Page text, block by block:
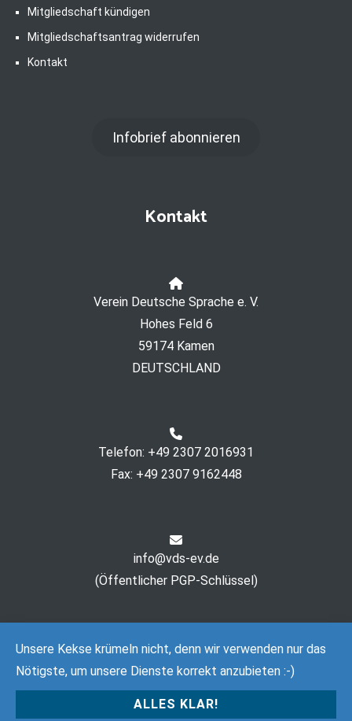
Mitgliedschaft kündigen
Mitgliedschaftsantrag widerrufen
Kontakt
Infobrief abonnieren
Kontakt
Verein Deutsche Sprache e. V.
Hohes Feld 6
59174 Kamen
DEUTSCHLAND
Telefon: +49 2307 2016931
Fax: +49 2307 9162448
info@vds-ev.de
(Öffentlicher PGP-Schlüssel)
Verein Deutsche Sprache e. V.
reserved. Theme:Cenoteby ThemeGrill. Powered by
Unsere Kekse krümeln nicht, denn wir verwenden nur das
Nötigste, um unsere Dienste korrekt anzubieten :-)
ALLES KLAR!